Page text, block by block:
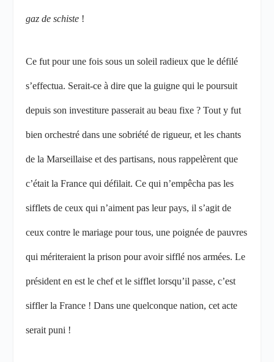
gaz de schiste !
Ce fut pour une fois sous un soleil radieux que le défilé
s’effectua. Serait-ce à dire que la guigne qui le poursuit
depuis son investiture passerait au beau fixe ? Tout y fut
bien orchestré dans une sobriété de rigueur, et les chants
de la Marseillaise et des partisans, nous rappelèrent que
c’était la France qui défilait. Ce qui n’empêcha pas les
sifflets de ceux qui n’aiment pas leur pays, il s’agit de
ceux contre le mariage pour tous, une poignée de pauvres
qui mériteraient la prison pour avoir sifflé nos armées. Le
président en est le chef et le sifflet lorsqu’il passe, c’est
siffler la France ! Dans une quelconque nation, cet acte
serait puni !